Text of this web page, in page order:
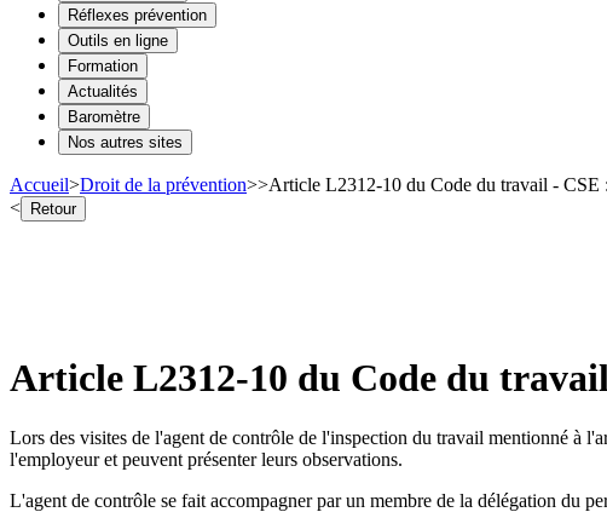
Réflexes prévention
Outils en ligne
Formation
Actualités
Baromètre
Nos autres sites
Accueil>Droit de la prévention>>Article L2312-10 du Code du travail - CSE
< Retour
Article L2312-10 du Code du
Lors des visites de l'agent de contrôle de l'inspection du travail mentionné à
l'employeur et peuvent présenter leurs observations.
L'agent de contrôle se fait accompagner par un membre de la délégation du